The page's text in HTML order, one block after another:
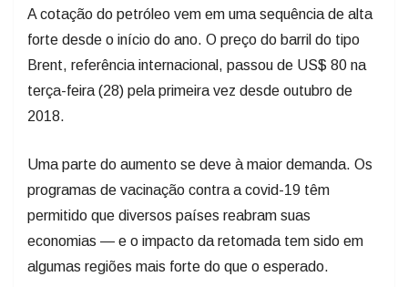
A cotação do petróleo vem em uma sequência de alta
forte desde o início do ano. O preço do barril do tipo
Brent, referência internacional, passou de US$ 80 na
terça-feira (28) pela primeira vez desde outubro de
2018.
Uma parte do aumento se deve à maior demanda. Os
programas de vacinação contra a covid-19 têm
permitido que diversos países reabram suas
economias — e o impacto da retomada tem sido em
algumas regiões mais forte do que o esperado.